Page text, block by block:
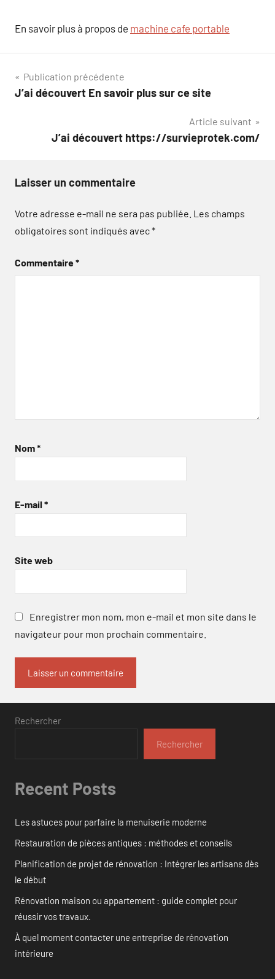
En savoir plus à propos de machine cafe portable
Navigation
de
Publication précédente
J’ai découvert En savoir plus sur ce site
Article suivant
J’ai découvert https://survieprotek.com/
Laisser un commentaire
Votre adresse e-mail ne sera pas publiée. Les champs
obligatoires sont indiqués avec*
Commentaire*
Nom*
E-mail *
Site web
Enregistrer mon nom, mon e-mail et mon site dans le
navigateur pour mon prochain commentaire.
Rechercher
Rechercher
Recent Posts
Les astuces pour parfaire la menuiserie moderne
Restauration de pièces antiques : méthodes et conseils
Planification de projet de rénovation : Intégrer les artisans dès
le début
Rénovation maison ou appartement : guide complet pour
réussir vos travaux.
À quel moment contacter une entreprise de rénovation
intérieure